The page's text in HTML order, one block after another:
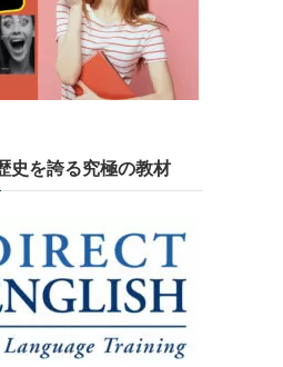
史を誇る究極の教材